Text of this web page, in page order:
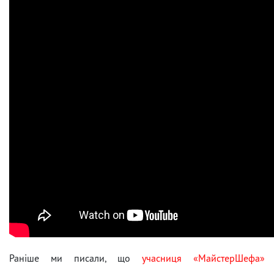
Раніше ми писали, щоучасниця «МайстерШефа»